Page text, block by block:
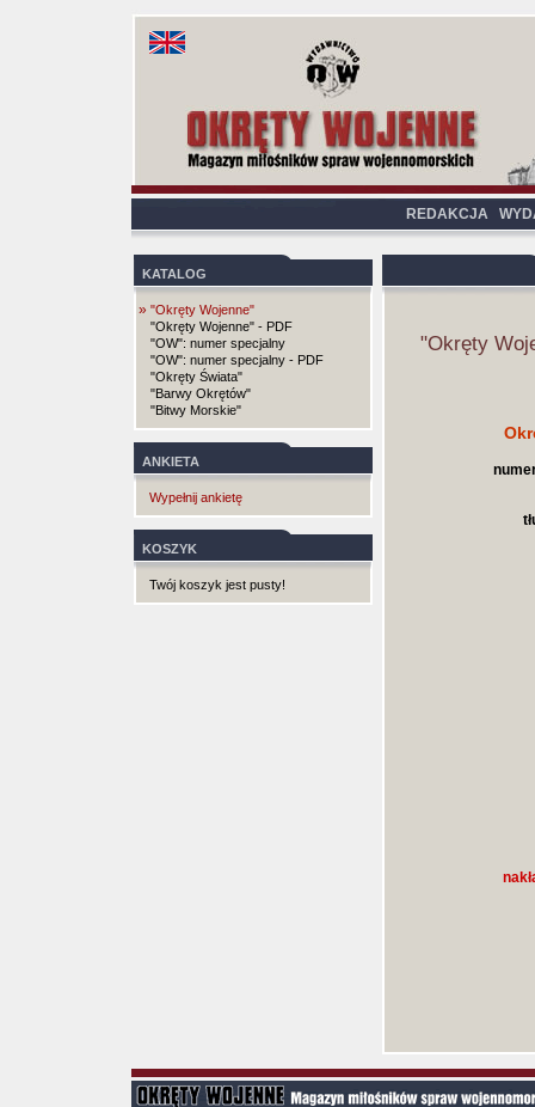
REDAKCJA
KATALOG
» "Okręty Wojenne"
"Okręty Wojenne" - PDF
"OW": numer specjalny
"OW": numer specjalny - PDF
"Okręty Świata"
"Barwy Okrętów"
"Bitwy Morskie"
ANKIETA
Wypełnij ankietę
KOSZYK
Twój koszyk jest pusty!
"Okręty